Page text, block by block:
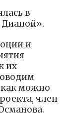
в
Дианой».
и
их
как можно
член